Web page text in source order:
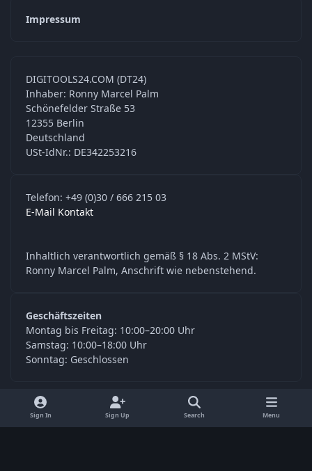
Impressum
DIGITOOLS24.COM (DT24)
Inhaber: Ronny Marcel Palm
Schönefelder Straße 53
12355 Berlin
Deutschland
USt-IdNr.: DE342253216
Telefon: +49 (0)30 / 666 215 03
E-Mail Kontakt
Inhaltlich verantwortlich gemäß § 18 Abs. 2 MStV:
Ronny Marcel Palm, Anschrift wie nebenstehend.
Geschäftszeiten
Montag bis Freitag: 10:00–20:00 Uhr
Samstag: 10:00–18:00 Uhr
Sonntag: Geschlossen
o
f
a
Sign In Sign Up Search Menu